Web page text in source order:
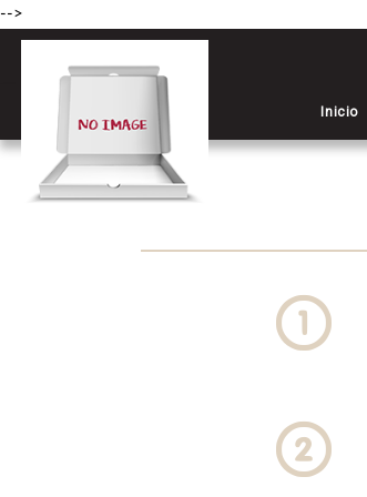
-->
Inicio
Inicio Tiendas